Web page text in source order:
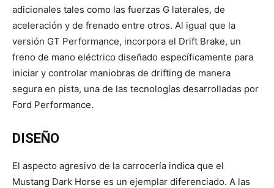
adicionales tales como las fuerzas G laterales, de
aceleración y de frenado entre otros. Al igual que la
versión GT Performance, incorpora el Drift Brake, un
freno de mano eléctrico diseñado específicamente para
iniciar y controlar maniobras de drifting de manera
segura en pista, una de las tecnologías desarrolladas por
Ford Performance.
DISEÑO
El aspecto agresivo de la carrocería indica que el
Mustang Dark Horse es un ejemplar diferenciado. A las